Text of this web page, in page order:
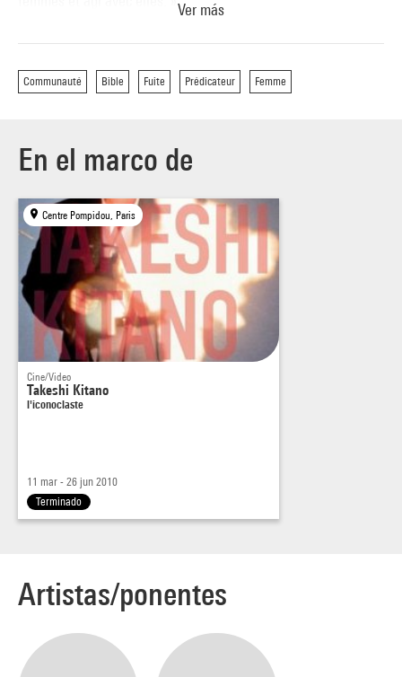
Prochaine séance:
dimanche 4 avril, 14h30, cinéma 2
Ver más
Communauté Bible Fuite Prédicateur Femme
En el marco de
Centre Pompidou, Paris
Cine/Video
Takeshi Kitano
l'iconoclaste
11 mar - 26 jun 2010
Terminado
Artistas/ponentes